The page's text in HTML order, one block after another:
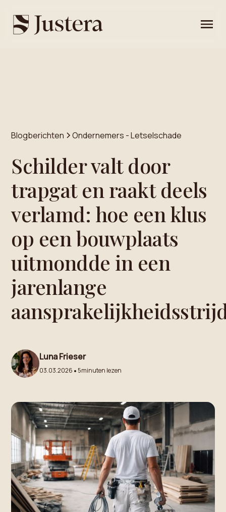
Blogberichten Ondernemers - Letselschade
Schilder valt door
trapgat en raakt deels
verlamd: hoe een klus
op een bouwplaats
uitmondde in een
jarenlange
Luna Frieser
03.03.2026 • 5minuten lezen